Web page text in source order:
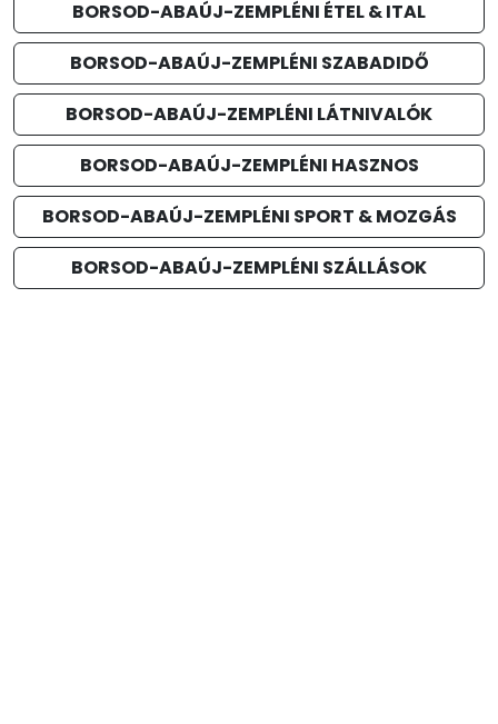
BORSOD-ABAÚJ-ZEMPLÉNI ÉTEL & ITAL
BORSOD-ABAÚJ-ZEMPLÉNI SZABADIDŐ
BORSOD-ABAÚJ-ZEMPLÉNI LÁTNIVALÓK
BORSOD-ABAÚJ-ZEMPLÉNI HASZNOS
BORSOD-ABAÚJ-ZEMPLÉNI SPORT & MOZGÁS
BORSOD-ABAÚJ-ZEMPLÉNI SZÁLLÁSOK